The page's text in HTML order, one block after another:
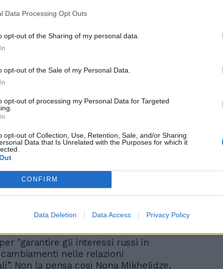
Data Processing Opt Outs
opt-out of the Sharing of my personal data.
opt-out of the Sale of my Personal Data.
opt-out of processing my Personal Data for Targeted
opt-out of Collection, Use, Retention, Sale, and/or Sharing
Data that Is Unrelated with the Purposes for which it
CONFIRM
Data Deletion Data Access Privacy Policy
Video su questo argomento
Sud: scatta la maxi
non ha stupito con le due dichiarazioni,
si preparava al colpo di scena di oggi:
il decreto del 2012 che sosteneva in parte
la neutralità e l’integrità territoriale della
di Moldavia (filoeuropeista) nell'ambito
sul futuro della Transnistria, regione
da Mosca al confine con
sono stanziate truppe russe. Secondo
sul sito del Cremlino, la decisione è
"garantire gli interessi russi in
nelle relazioni
Non la pensa così Nona Mikhelidze,